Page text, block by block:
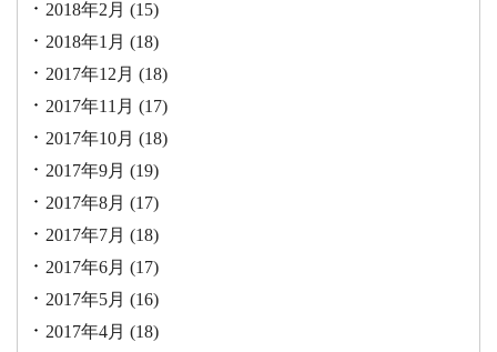
2018年2月 (15)
2018年1月 (18)
2017年12月 (18)
2017年11月 (17)
2017年10月 (18)
2017年9月 (19)
2017年8月 (17)
2017年7月 (18)
2017年6月 (17)
2017年5月 (16)
2017年4月 (18)